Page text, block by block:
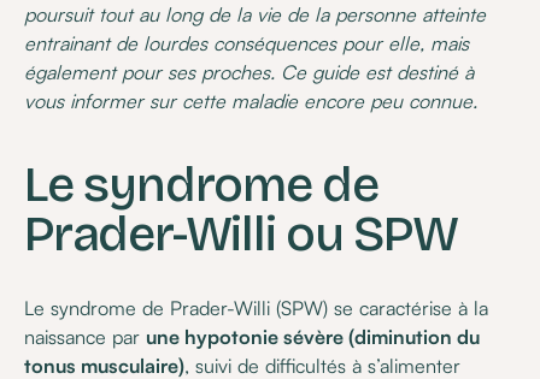
poursuit tout au long de la vie de la personne atteinte
entrainant de lourdes conséquences pour elle, mais
également pour ses proches. Ce guide est destiné à
vous informer sur cette maladie encore peu connue.
Le syndrome de
Prader-Willi ou SPW
Le syndrome de Prader-Willi (SPW) se caractérise à la
naissance par une hypotonie sévère (diminution du
tonus musculaire), suivi de difficultés à s’alimenter